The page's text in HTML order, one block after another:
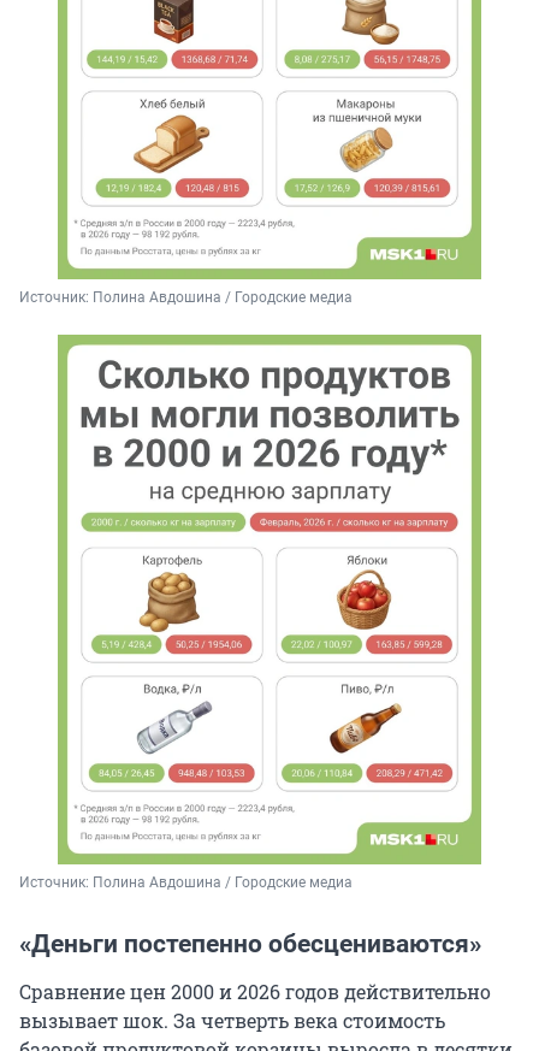
Источник: Полина Авдошина / Городские медиа
Источник: Полина Авдошина / Городские медиа
«Деньги постепенно обесцениваются»
Сравнение цен 2000 и 2026 годов действительно
вызывает шок. За четверть века стоимость